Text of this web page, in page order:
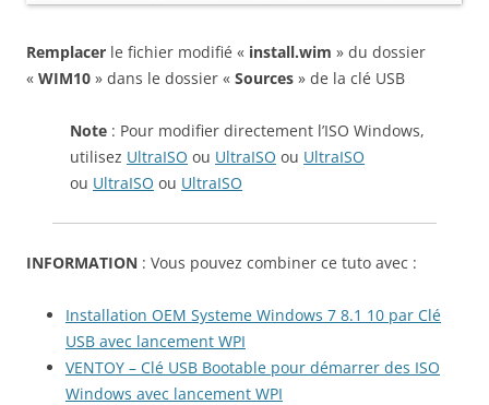
Remplacer le fichier modifié « install.wim » du dossier
« WIM10 » dans le dossier « Sources » de la clé USB
Note : Pour modifier directement l’ISO Windows,
utilisez UltraISO ou UltraISO ou UltraISO
ou UltraISO ou UltraISO
INFORMATION : Vous pouvez combiner ce tuto avec :
Installation OEM Systeme Windows 7 8.1 10 par Clé
USB avec lancement WPI
VENTOY – Clé USB Bootable pour démarrer des ISO
Windows avec lancement WPI